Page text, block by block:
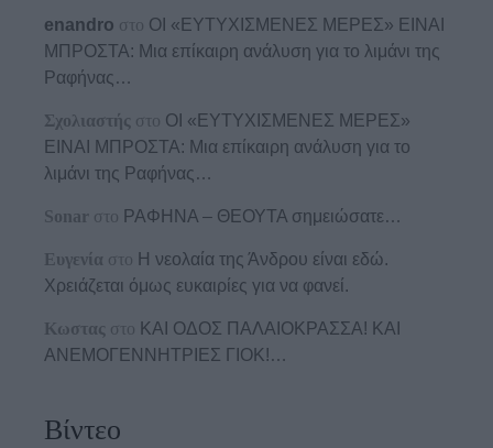
enandro στο ΟΙ «ΕΥΤΥΧΙΣΜΕΝΕΣ ΜΕΡΕΣ» ΕΙΝΑΙ
ΜΠΡΟΣΤΑ: Μια επίκαιρη ανάλυση για το λιμάνι της
Ραφήνας…
Σχολιαστής στο ΟΙ «ΕΥΤΥΧΙΣΜΕΝΕΣ ΜΕΡΕΣ»
ΕΙΝΑΙ ΜΠΡΟΣΤΑ: Μια επίκαιρη ανάλυση για το
λιμάνι της Ραφήνας…
Sonar στο ΡΑΦΗΝΑ – ΘΕΟΥΤΑ σημειώσατε…
Ευγενία στο Η νεολαία της Άνδρου είναι εδώ.
Χρειάζεται όμως ευκαιρίες για να φανεί.
Κωστας στο ΚΑΙ ΟΔΟΣ ΠΑΛΑIΟΚΡΑΣΣΑ! ΚΑΙ
ΑΝΕΜΟΓΕΝΝΗΤΡΙΕΣ ΓΙΟΚ!…
Βίντεο